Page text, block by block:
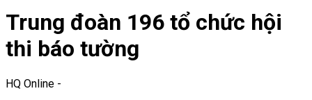
Trung đoàn 196 tổ chức hội
thi báo tường
HQ Online -